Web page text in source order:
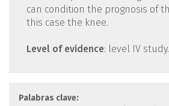
can condition the prognosis of
this case the knee.
Level of evidence: level IV study.
Palabras clave: